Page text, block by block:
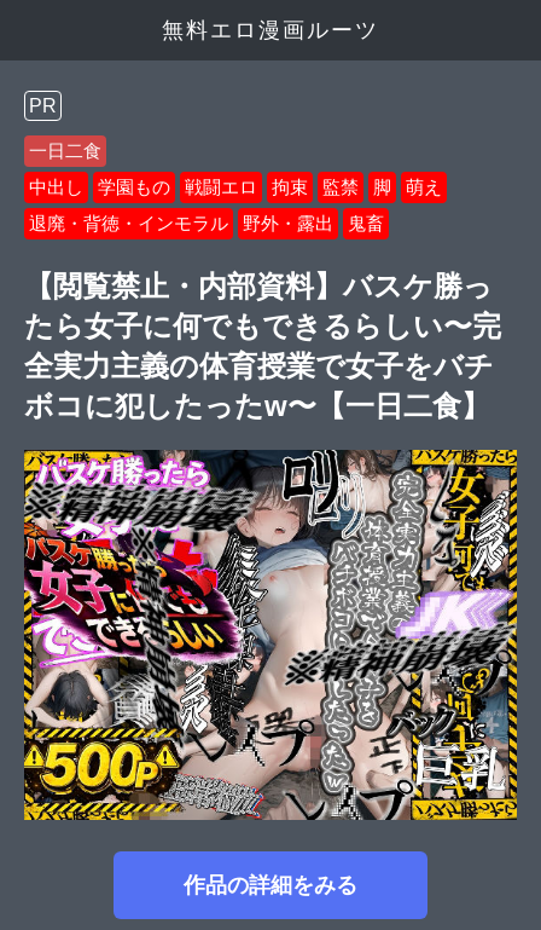
無料エロ漫画ルーツ
PR
一日二食
中出し
学園もの 戦闘エロ 拘束 監禁 脚
萌え
退廃・背徳・インモラル
野外・露出 鬼畜
【閲覧禁止・内部資料】バスケ勝っ
たら女子に何でもできるらしい〜完
全実力主義の体育授業で女子をバチ
ボコに犯したったw〜【一日二食】
作品の詳細をみる